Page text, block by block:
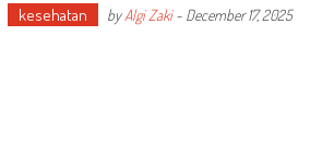
kesehatan byAlgi Zaki- December 17, 2025